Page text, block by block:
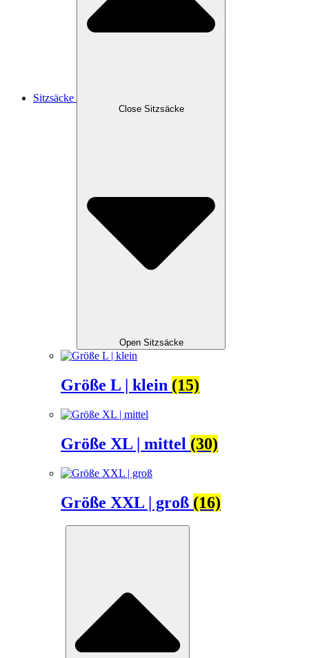
Sitzsäcke
Close Sitzsäcke
Open Sitzsäcke
Größe L | klein (15)
Größe XL | mittel (30)
Größe XXL | groß (16)